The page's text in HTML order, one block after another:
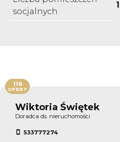
socjalnych
1
Wiktoria Świętek
Doradca ds. nieruchomości
533777274
116
OFERT